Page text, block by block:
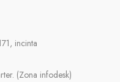
incinta
(Zona infodesk)